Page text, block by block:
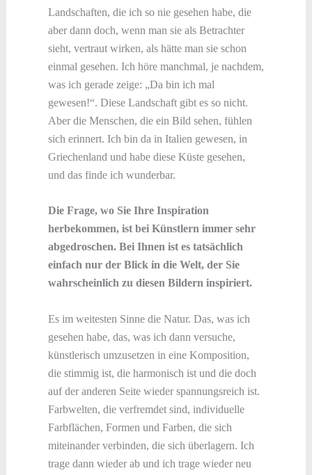
Landschaften, die ich so nie gesehen habe, die
aber dann doch, wenn man sie als Betrachter
sieht, vertraut wirken, als hätte man sie schon
einmal gesehen. Ich höre manchmal, je nachdem,
was ich gerade zeige: „Da bin ich mal
gewesen!“. Diese Landschaft gibt es so nicht.
Aber die Menschen, die ein Bild sehen, fühlen
sich erinnert. Ich bin da in Italien gewesen, in
Griechenland und habe diese Küste gesehen,
und das finde ich wunderbar.
Die Frage, wo Sie Ihre Inspiration
herbekommen, ist bei Künstlern immer sehr
abgedroschen. Bei Ihnen ist es tatsächlich
einfach nur der Blick in die Welt, der Sie
wahrscheinlich zu diesen Bildern inspiriert.
Es im weitesten Sinne die Natur. Das, was ich
gesehen habe, das, was ich dann versuche,
künstlerisch umzusetzen in eine Komposition,
die stimmig ist, die harmonisch ist und die doch
auf der anderen Seite wieder spannungsreich ist.
Farbwelten, die verfremdet sind, individuelle
Farbflächen, Formen und Farben, die sich
miteinander verbinden, die sich überlagern. Ich
trage dann wieder ab und ich trage wieder neu